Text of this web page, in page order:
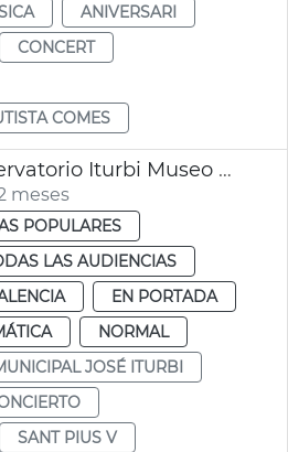
ANIVERSARI
CONCERT
COMES
Concierto Conservatorio Iturbi Museo BBAA Día de los Museos
meses
POPULARES
LAS AUDIENCIAS
EN PORTADA
NORMAL
JOSÉ ITURBI
SANT PIUS V